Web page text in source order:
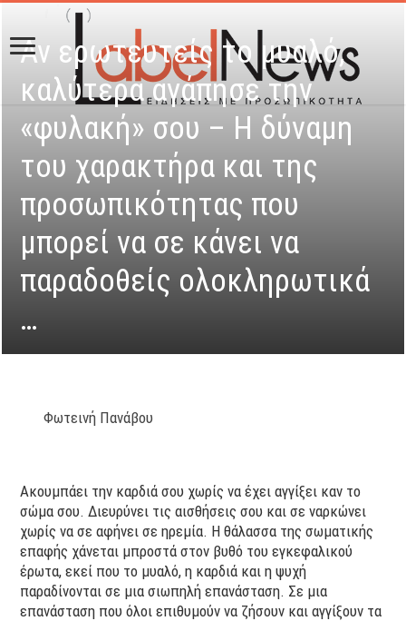
Αν ερωτευτείς το μυαλό,
καλύτερα αγάπησε την
«φυλακή» σου – Η δύναμη
του χαρακτήρα και της
προσωπικότητας που
μπορεί να σε κάνει να
παραδοθείς ολοκληρωτικά
…
Φωτεινή Πανάβου
Ακουμπάει την καρδιά σου χωρίς να έχει αγγίξει καν το
σώμα σου. Διευρύνει τις αισθήσεις σου και σε ναρκώνει
χωρίς να σε αφήνει σε ηρεμία. Η θάλασσα της σωματικής
επαφής χάνεται μπροστά στον βυθό του εγκεφαλικού
έρωτα, εκεί που το μυαλό, η καρδιά και η ψυχή
παραδίνονται σε μια σιωπηλή επανάσταση. Σε μια
επανάσταση που όλοι επιθυμούν να ζήσουν και αγγίξουν τα